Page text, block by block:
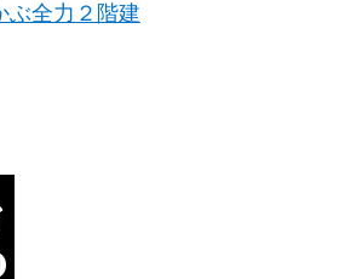
ぶ全力２階建